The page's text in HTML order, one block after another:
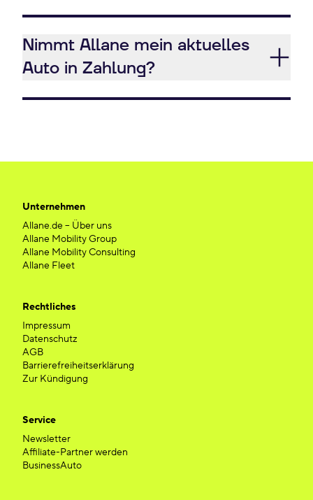
Nimmt Allane mein aktuelles
Auto in Zahlung?
Unternehmen
Allane.de – Über uns
Allane Mobility Group
Allane Mobility Consulting
Allane Fleet
Rechtliches
Impressum
Datenschutz
AGB
Barrierefreiheitserklärung
Zur Kündigung
Service
Newsletter
Affiliate-Partner werden
BusinessAuto